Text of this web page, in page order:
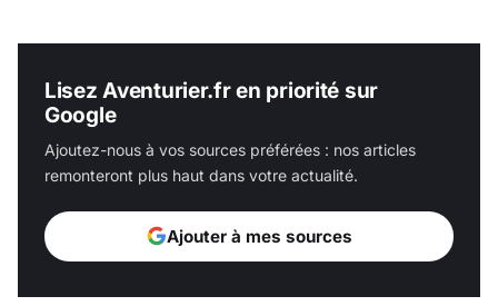
Lisez Aventurier.fr en priorité sur
Google
Ajoutez-nous à vos sources préférées : nos articles
remonteront plus haut dans votre actualité.
Ajouter à mes sources